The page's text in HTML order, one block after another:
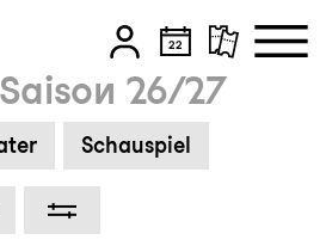
Saison 26/27
Schauspiel
Tickets